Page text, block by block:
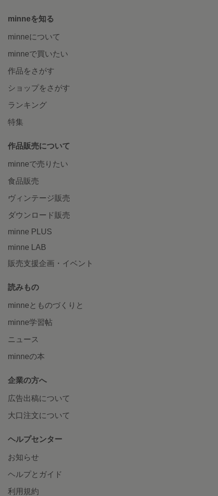
minneを知る
minneについて
minneで買いたい
作品をさがす
ショップをさがす
ランキング
特集
作品販売について
minneで売りたい
食品販売
ヴィンテージ販売
ダウンロード販売
minne PLUS
minne LAB
販売支援企画・イベント
読みもの
minneとものづくりと
minne学習帖
ニュース
minneの本
企業の方へ
広告出稿について
大口注文について
ヘルプセンター
お知らせ
ヘルプとガイド
利用規約